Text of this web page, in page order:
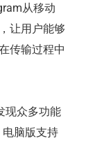
从移动
让用户能够
传输过程中
现众多功能
脑版支持